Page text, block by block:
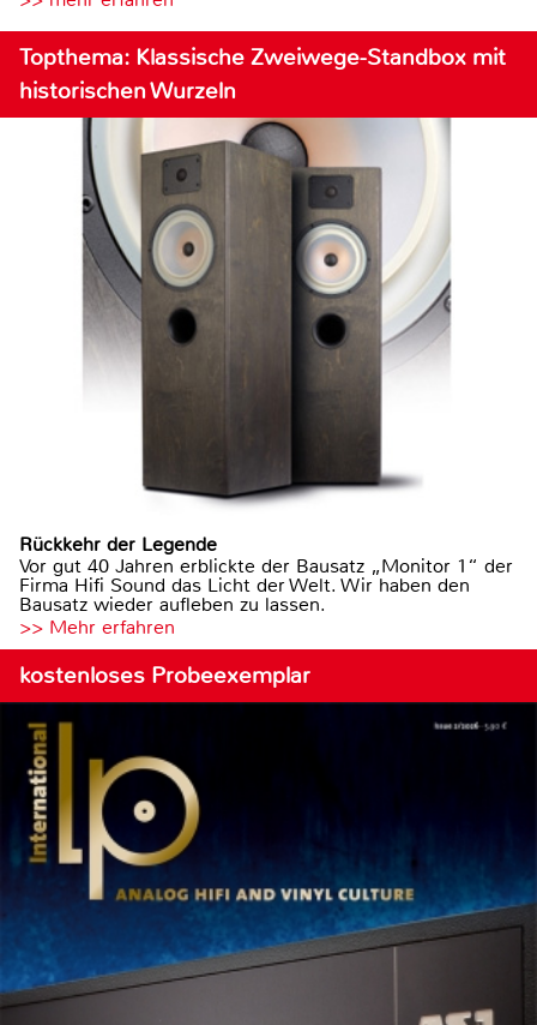
Topthema: Klassische Zweiwege-Standbox mit
historischen Wurzeln
Rückkehr der Legende
Vor gut 40 Jahren erblickte der Bausatz „Monitor 1“ der
Firma Hifi Sound das Licht der Welt. Wir haben den
Bausatz wieder aufleben zu lassen.
>> Mehr erfahren
kostenloses Probeexemplar